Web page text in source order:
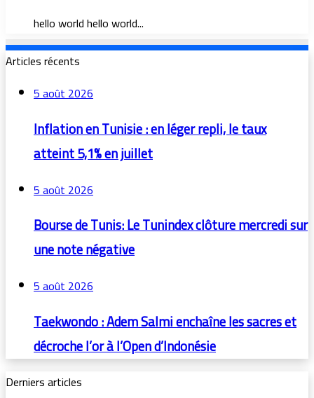
hello world hello world...
Articles récents
5 août 2026
Inflation en Tunisie : en léger repli, le taux
atteint 5,1% en juillet
5 août 2026
Bourse de Tunis: Le Tunindex clôture mercredi sur
une note négative
5 août 2026
Taekwondo : Adem Salmi enchaîne les sacres et
décroche l’or à l’Open d’Indonésie
Derniers articles